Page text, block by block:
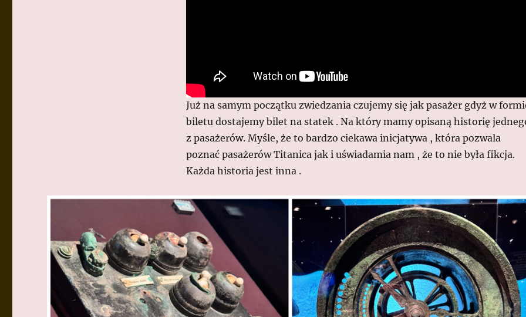
Już na samym początku zwiedzania czujemy się jak pasażer gdyż w
biletu dostajemy bilet na statek . Na który mamy opisaną historię
z pasażerów. Myśle, że to bardzo ciekawa inicjatywa , która pozwala
poznać pasażerów Titanica jak i uświadamia nam , że to nie była fikcja.
Każda historia jest inna .